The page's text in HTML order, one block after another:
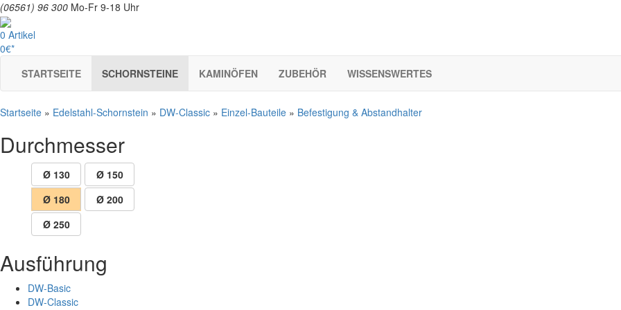
(06561) 96 300 Mo-Fr 9-18 Uhr
0 Artikel
0€*
STARTSEITE
SCHORNSTEINE KAMINÖFEN ZUBEHÖR WISSENSWERTES
Startseite » Edelstahl-Schornstein » DW-Classic » Einzel-Bauteile » Befestigung & Abstandhalter
Durchmesser
Ø 130
Ø 150
Ø 180
Ø 200
Ø 250
Ausführung
DW-Basic
DW-Classic